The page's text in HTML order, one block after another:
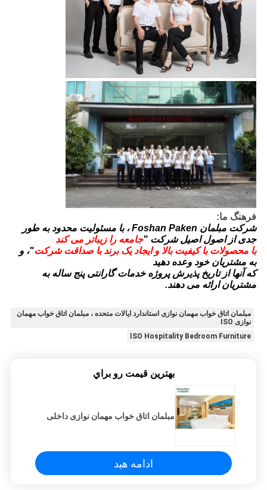
فرهنگ ما:
شرکت مبلمان Foshan Paken ، با مسئولیت محدود به طور
جدی از اصول اصیل شرکت "جامعه را زیباتر می کند
با محصولات با کیفیت بالا و ایجاد یک برند با صداقت شرکت"، و
به مشتریان خود وعده دهید
که آنها از تاریخ پذیرش پروژه خدمات گارانتی پنج ساله به
مشتریان ارائه می دهند.
مبلمان اتاق خواب مهمان نوازی استاندارد ایالات متحده ، مبلمان اتاق خواب مهمان
نوازی ISO
ISO Hospitality Bedroom Furniture
بهترين قيمت رو براي
مبلمان اتاق خواب مهمان نوازی داخلی
ادامه هید